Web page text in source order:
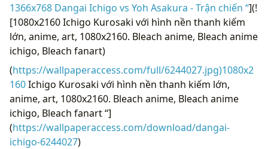
1366x768 Dangai Ichigo vs Yoh Asakura - Trận chiến “](!
[1080x2160 Ichigo Kurosaki với hình nền thanh kiếm
lớn, anime, art, 1080x2160. Bleach anime, Bleach anime
ichigo, Bleach fanart)
(https://wallpaperaccess.com/full/6244027.jpg)1080x2
160Ichigo Kurosaki với hình nền thanh kiếm lớn,
anime, art, 1080x2160. Bleach anime, Bleach anime
ichigo, Bleach fanart “]
(https://wallpaperaccess.com/download/dangai-
ichigo-6244027)